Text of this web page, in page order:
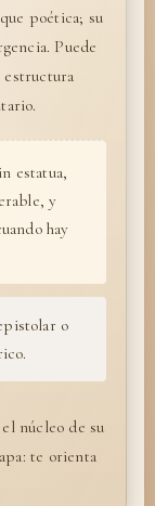
poética; su
Puede
estructura
estatua,
y
hay
o
núcleo de su
te orienta